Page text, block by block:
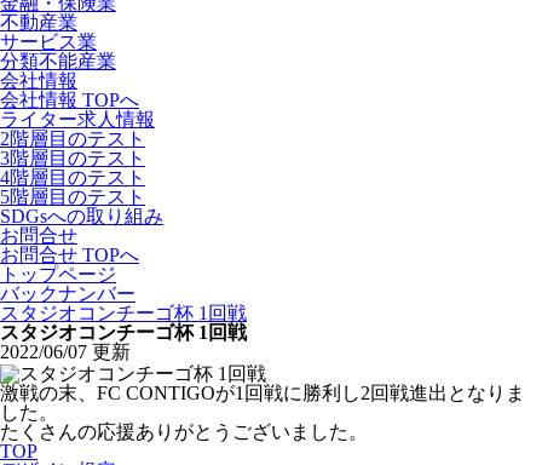
不動産業
サービス業
分類不能産業
会社情報
会社情報 TOPへ
ライター求人情報
2階層目のテスト
3階層目のテスト
4階層目のテスト
5階層目のテスト
SDGsへの取り組み
お問合せ
お問合せ TOPへ
トップページ
バックナンバー
スタジオコンチーゴ杯 1回戦
スタジオコンチーゴ杯 1回戦
2022/06/07 更新
激戦の末、FC CONTIGOが1回戦に勝利し2回戦進出となりま
した。
たくさんの応援ありがとうございました。
TOP